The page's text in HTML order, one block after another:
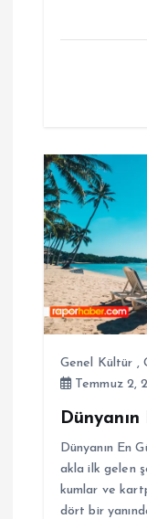
Genel Kültür ,
Temmuz 2,
Dünyanın En
akla ilk gelen
kumlar ve
dört bir